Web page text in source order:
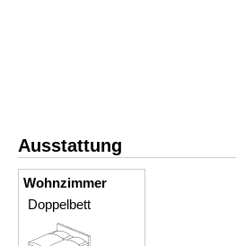
Ausstattung
Wohnzimmer
Doppelbett